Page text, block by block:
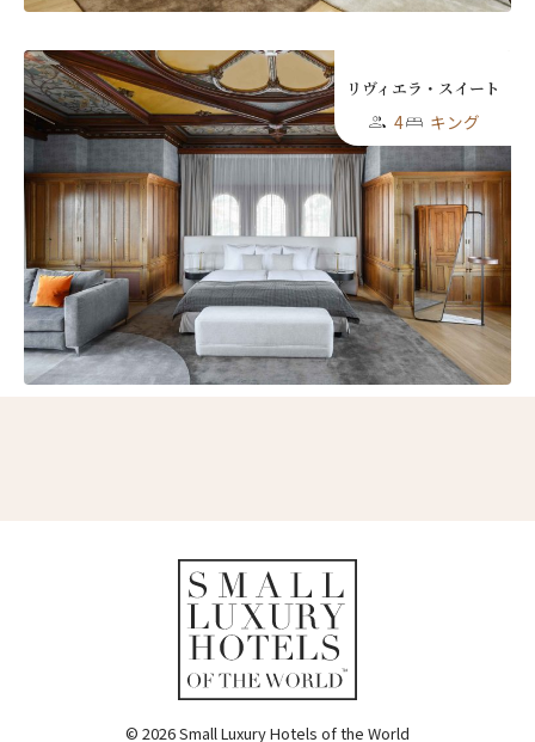
リヴィエラ・スイート
4 キング
© 2026 Small Luxury Hotels of the World